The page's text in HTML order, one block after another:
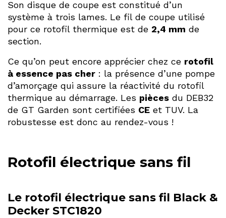
Son disque de coupe est constitué d’un
système à trois lames. Le fil de coupe utilisé
pour ce rotofil thermique est de 2,4 mm de
section.
Ce qu’on peut encore apprécier chez ce rotofil
à essence pas cher : la présence d’une pompe
d’amorçage qui assure la réactivité du rotofil
thermique au démarrage. Les pièces du DEB32
de GT Garden sont certifiées CE et TUV. La
robustesse est donc au rendez-vous !
Rotofil électrique sans fil
Le rotofil électrique sans fil Black &
Decker STC1820